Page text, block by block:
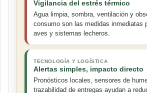
Vigilancia del estrés térmico
Agua limpia, sombra, ventilación y
consumo son las medidas inmediatas
aves y sistemas lecheros.
TECNOLOGÍA Y LOGÍSTICA
Alertas simples, impacto directo
Pronósticos locales, sensores de
trazabilidad de entregas ayudan a